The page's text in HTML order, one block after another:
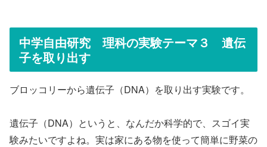
中学自由研究 理科の実験テーマ３ 遺伝
子を取り出す
ブロッコリーから遺伝子（DNA）を取り出す実験です。
遺伝子（DNA）というと、なんだか科学的で、スゴイ実
験みたいですよね。実は家にある物を使って簡単に野菜の